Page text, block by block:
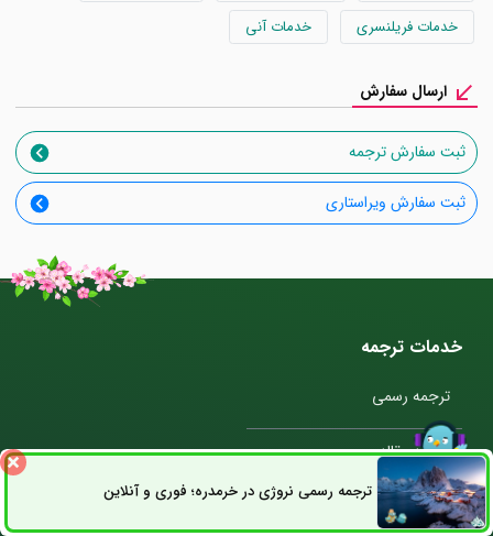
خدمات فریلنسری
خدمات آنی
ارسال سفارش
ثبت سفارش ترجمه
ثبت سفارش ویراستاری
خدمات ترجمه
ترجمه رسمی
ترجمه مقاله
ترجمه متن ترجمه رسمی نروژی در خرمدره؛ فوری و آنلاینثبت سفارش راه های ارتباطی